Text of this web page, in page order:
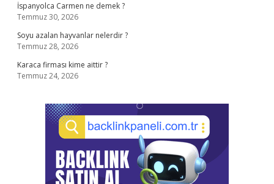
İspanyolca Carmen ne demek ?
Temmuz 30, 2026
Soyu azalan hayvanlar nelerdir ?
Temmuz 28, 2026
Karaca firması kime aittir ?
Temmuz 24, 2026